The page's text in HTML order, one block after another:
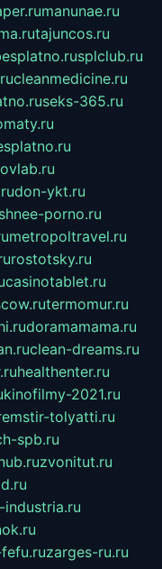
manunae.ru
tajuncos.ru
splclub.ru
cleanmedicine.ru
seks-365.ru
don-ykt.ru
porno.ru
metropoltravel.ru
rostotsky.ru
casinotablet.ru
termomur.ru
doramamama.ru
clean-dreams.ru
healthenter.ru
kinofilmy-2021.ru
tolyatti.ru
spb.ru
zvonitut.ru
industria.ru
zarges-ru.ru